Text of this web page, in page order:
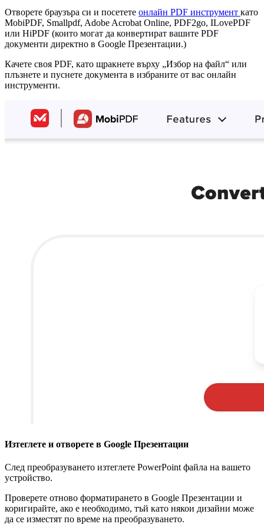
Отворете браузъра си и посетете онлайн PDF инструмент като
MobiPDF, Smallpdf, Adobe Acrobat Online, PDF2go, ILovePDF
или HiPDF (които могат да конвертират вашите PDF
документи директно в Google Презентации.)
Качете своя PDF, като щракнете върху „Избор на файл“ или
плъзнете и пуснете документа в избраните от вас онлайн
инструменти.
Изтеглете и отворете в Google Презентации
След преобразуването изтеглете PowerPoint файла на вашето
устройство.
Проверете отново форматирането в Google Презентации и
коригирайте, ако е необходимо, тъй като някои дизайни може
да се изместят по време на преобразуването.